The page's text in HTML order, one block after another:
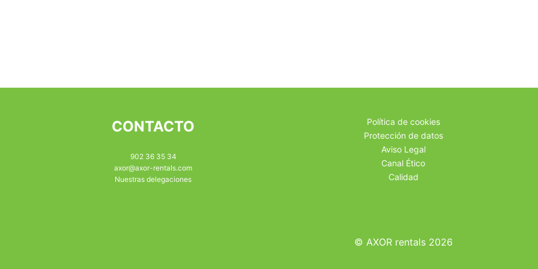
CONTACTO
902 36 35 34
axor@axor-rentals.com
Nuestras delegaciones
Política de cookies
Protección de datos
Aviso Legal
Canal Ético
Calidad
© AXOR rentals 2026